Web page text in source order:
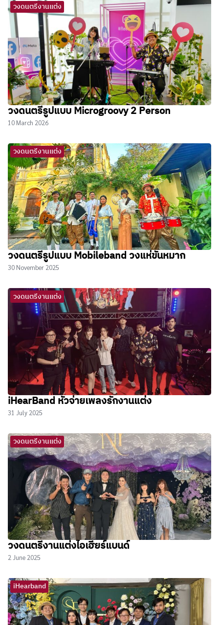
วงดนตรีงานแต่ง
วงดนตรีรูปแบบ Microgroovy 2 Person
10 March 2026
วงดนตรีงานแต่ง
วงดนตรีรูปแบบ Mobileband วงแห่ขันหมาก
30 November 2025
วงดนตรีงานแต่ง
iHearBand หัวจ่ายเพลงรักงานแต่ง
31 July 2025
วงดนตรีงานแต่ง
วงดนตรีงานแต่งไอเฮียร์แบนด์
2 June 2025
iHearband